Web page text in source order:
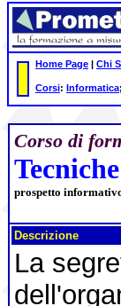
Home Page | Chi
Corsi: Informatica;
Corso di
prospetto
Descrizione
La